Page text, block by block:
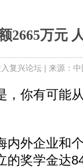
2665万元
复兴论坛| 来源：
你有可能
外企业和
的奖学金达